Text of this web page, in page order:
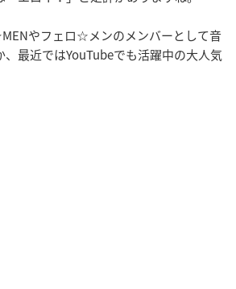
やフェロ☆メンのメンバーとして音
最近ではYouTubeでも活躍中の大人気